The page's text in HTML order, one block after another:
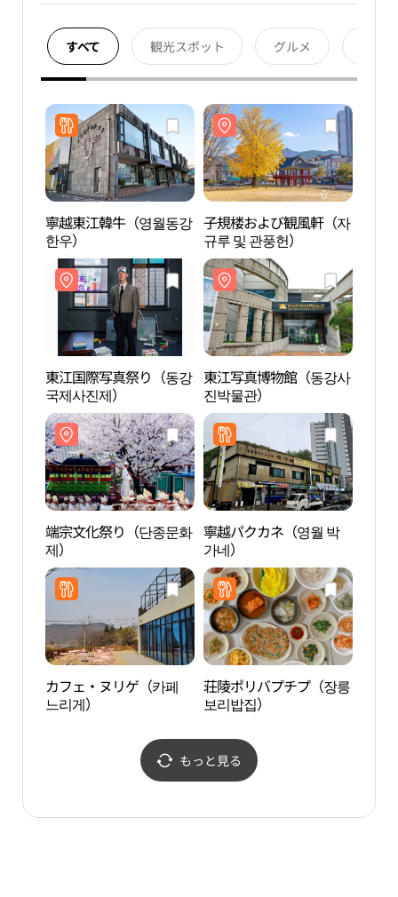
すべて 観光スポット グルメ
寧越東江韓牛（영월동강
한우）
子規楼および観風軒（자
규루 및 관풍헌）
東江国際写真祭り（동강
국제사진제）
東江写真博物館（동강사
진박물관）
端宗文化祭り（단종문화
제）
寧越パクカネ（영월 박
가네）
カフェ・ヌリゲ（카페
느리게）
荘陵ポリバプチプ（장릉
보리밥집）
もっと見る